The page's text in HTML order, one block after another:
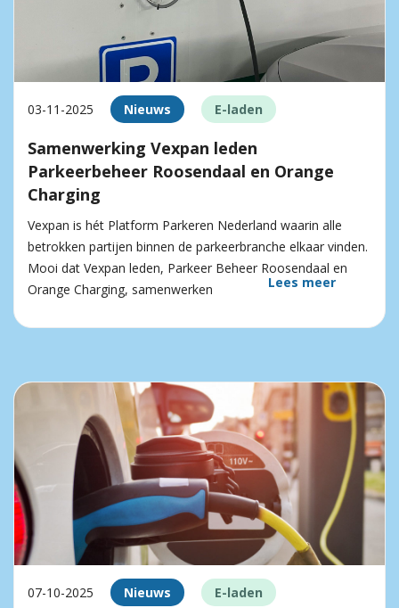
03-11-2025 Nieuws E-laden
Samenwerking Vexpan leden
Parkeerbeheer Roosendaal en Orange
Charging
Vexpan is hét Platform Parkeren Nederland waarin alle
betrokken partijen binnen de parkeerbranche elkaar vinden.
Mooi dat Vexpan leden, Parkeer Beheer Roosendaal en
Orange Charging, samenwerken
Lees meer
07-10-2025 Nieuws E-laden